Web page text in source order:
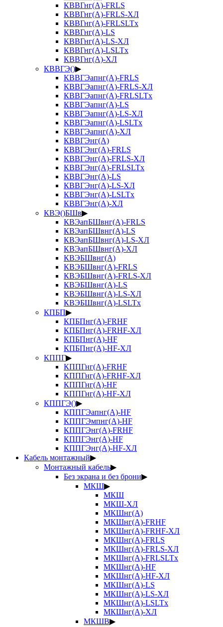
КВВГнг(А)-FRLS
КВВГнг(А)-FRLS-ХЛ
КВВГнг(А)-FRLSLTx
КВВГнг(А)-LS
КВВГнг(А)-LS-ХЛ
КВВГнг(А)-LSLTx
КВВГнг(А)-ХЛ
КВВГЭ()▶
КВВГЭапнг(А)-FRLS
КВВГЭапнг(А)-FRLS-ХЛ
КВВГЭапнг(А)-FRLSLTx
КВВГЭапнг(А)-LS
КВВГЭапнг(А)-LS-ХЛ
КВВГЭапнг(А)-LSLTx
КВВГЭапнг(А)-ХЛ
КВВГЭнг(А)
КВВГЭнг(А)-FRLS
КВВГЭнг(А)-FRLS-ХЛ
КВВГЭнг(А)-FRLSLTx
КВВГЭнг(А)-LS
КВВГЭнг(А)-LS-ХЛ
КВВГЭнг(А)-LSLTx
КВВГЭнг(А)-ХЛ
КВЭ()БШв▶
КВЭапБШвнг(А)-FRLS
КВЭапБШвнг(А)-LS
КВЭапБШвнг(А)-LS-ХЛ
КВЭапБШвнг(А)-ХЛ
КВЭБШвнг(А)
КВЭБШвнг(А)-FRLS
КВЭБШвнг(А)-FRLS-ХЛ
КВЭБШвнг(А)-LS
КВЭБШвнг(А)-LS-ХЛ
КВЭБШвнг(А)-LSLTx
КПБП▶
КПБПнг(А)-FRHF
КПБПнг(А)-FRHF-ХЛ
КПБПнг(А)-HF
КПБПнг(А)-HF-ХЛ
КППГ▶
КППГнг(А)-FRHF
КППГнг(А)-FRHF-ХЛ
КППГнг(А)-HF
КППГнг(А)-HF-ХЛ
КППГЭ()▶
КППГЭапнг(А)-HF
КППГЭмпнг(А)-HF
КППГЭнг(А)-FRHF
КППГЭнг(А)-HF
КППГЭнг(А)-HF-ХЛ
Кабель монтажный▶
Монтажный кабель▶
Без экрана и без брони▶
МКШ▶
МКШ
МКШ-ХЛ
МКШнг(А)
МКШнг(А)-FRHF
МКШнг(А)-FRHF-ХЛ
МКШнг(А)-FRLS
МКШнг(А)-FRLS-ХЛ
МКШнг(А)-FRLSLTx
МКШнг(А)-HF
МКШнг(А)-HF-ХЛ
МКШнг(А)-LS
МКШнг(А)-LS-ХЛ
МКШнг(А)-LSLTx
МКШнг(А)-ХЛ
МКШВ▶